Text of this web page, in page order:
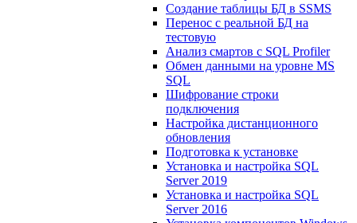
Создание таблицы БД в SSMS
Перенос с реальной БД на
тестовую
Анализ смартов с SQL Profiler
Обмен данными на уровне MS
SQL
Шифрование строки
подключения
Настройка дистанционного
обновления
Подготовка к установке
Установка и настройка SQL
Server 2019
Установка и настройка SQL
Server 2016